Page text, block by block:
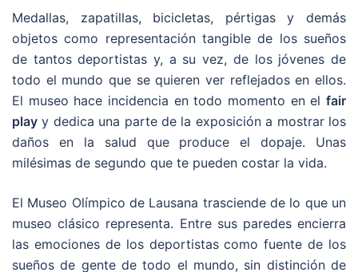
Medallas, zapatillas, bicicletas, pértigas y demás
objetos como representación tangible de los sueños
de tantos deportistas y, a su vez, de los jóvenes de
todo el mundo que se quieren ver reflejados en ellos.
El museo hace incidencia en todo momento en el fair
play y dedica una parte de la exposición a mostrar los
daños en la salud que produce el dopaje. Unas
milésimas de segundo que te pueden costar la vida.
El Museo Olímpico de Lausana trasciende de lo que un
museo clásico representa. Entre sus paredes encierra
las emociones de los deportistas como fuente de los
sueños de gente de todo el mundo, sin distinción de